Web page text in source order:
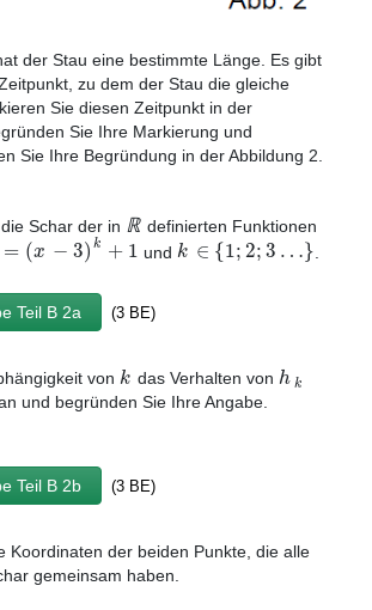
der Stau eine bestimmte Länge. Es gibt
zu dem der Stau die gleiche
Sie diesen Zeitpunkt in der
Sie Ihre Markierung und
Sie Ihre Begründung in der Abbildung 2.
Schar der in ℝ definierten Funktionen
= (x −3)k +1 und k ∈ {1;2;3…}
Teil B 2a (3 BE)
von k das Verhalten von hk
und begründen Sie Ihre Angabe.
Teil B 2b (3 BE)
Koordinaten der beiden Punkte, die alle
gemeinsam haben.